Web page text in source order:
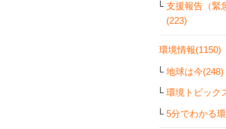
支援報告（緊
(223)
環境情報(1150)
地球は今(248)
環境トピック
5分でわかる